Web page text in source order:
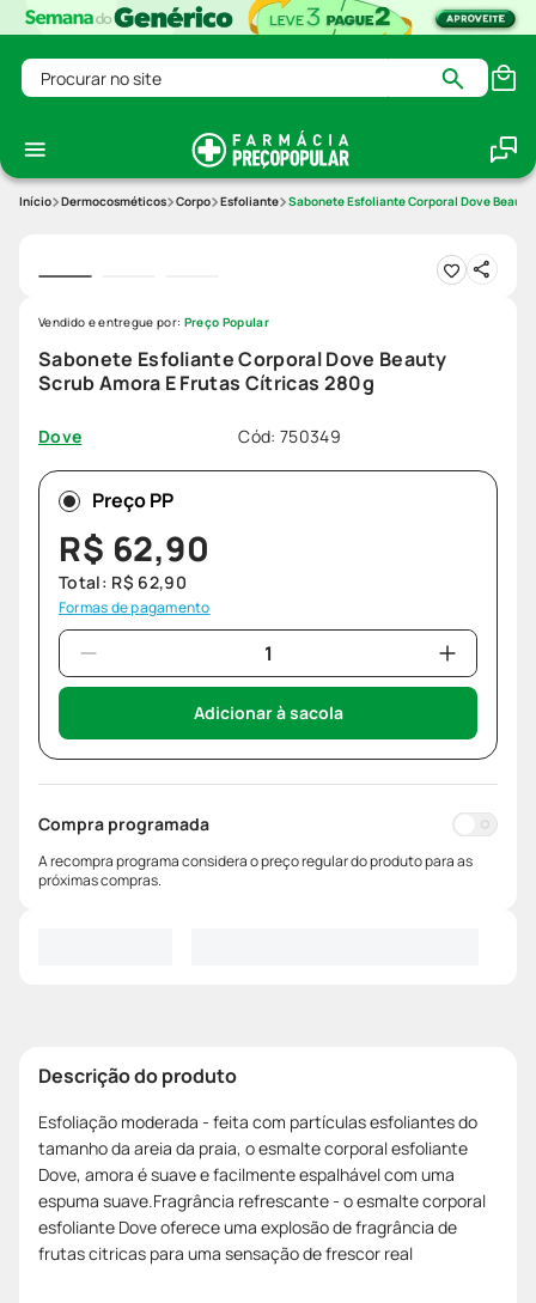
Procurar no site
Dermocosméticos Corpo Esfoliante Sabonete Esfoliante Corporal Dove
Sabonete Esfoliante Corporal Dove Beauty
Scrub Amora E Frutas Cítricas 280g
Dove Cód: 750349
Vendido e entregue por: Preço Popular
Preço PP
R$ 62,90
Total: R$ 62,90
Formas de pagamento
Adicionar à sacola
Compra programada
A recompra programa considera o preço regular do produto para as
próximas compras.
Descrição do produto
Esfoliação moderada - feita com partículas esfoliantes do
tamanho da areia da praia, o esmalte corporal esfoliante
Dove, amora é suave e facilmente espalhável com uma
espuma suave.Fragrância refrescante - o esmalte corporal
esfoliante Dove oferece uma explosão de fragrância de
frutas citricas para uma sensação de frescor real